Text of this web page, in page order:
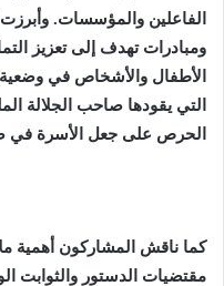
الفاعلين والمؤسسات.
ومبادرات تهدف إلى تعزيز
الأطفال والأشخاص في
التي يقودها صاحب الجلالة
الحرص على جعل الأسرة في
كما ناقش المشاركون أهمية
مقتضيات الدستور والثوابت